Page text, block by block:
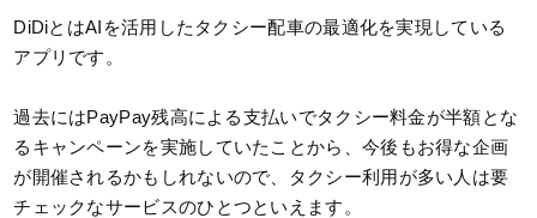
DiDiとはAIを活用したタクシー配車の最適化を実現している
アプリです。
過去にはPayPay残高による支払いでタクシー料金が半額とな
るキャンペーンを実施していたことから、今後もお得な企画
が開催されるかもしれないので、タクシー利用が多い人は要
チェックなサービスのひとつといえます。